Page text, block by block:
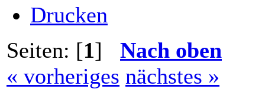
Drucken
Seiten: [1] Nach oben
« vorheriges nächstes »